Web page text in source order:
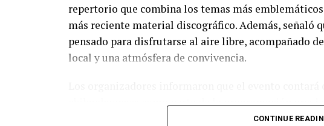
repertorio que combina los temas más
más reciente material discográfico. Además, señaló
pensado para disfrutarse al aire libre, acompañado
local y una atmósfera de convivencia.
chihuahuenses como parte de la programación
diversas experiencias para los asistentes. También
CONTINUE